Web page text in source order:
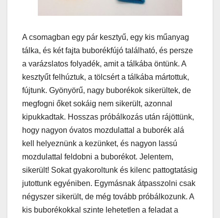
A csomagban egy pár kesztyű, egy kis műanyag
tálka, és két fajta buborékfújó található, és persze
a varázslatos folyadék, amit a tálkába öntünk. A
kesztyűt felhúztuk, a tölcsért a tálkába mártottuk,
fújtunk. Gyönyörű, nagy buborékok sikerültek, de
megfogni őket sokáig nem sikerült, azonnal
kipukkadtak. Hosszas próbálkozás után rájöttünk,
hogy nagyon óvatos mozdulattal a buborék alá
kell helyeznünk a kezünket, és nagyon lassú
mozdulattal feldobni a buborékot. Jelentem,
sikerült! Sokat gyakoroltunk és kilenc pattogtatásig
jutottunk egyéniben. Egymásnak átpasszolni csak
négyszer sikerült, de még tovább próbálkozunk. A
kis buborékokkal szinte lehetetlen a feladat a